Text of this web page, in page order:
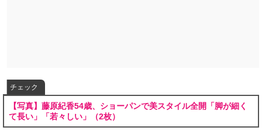
チェック
【写真】藤原紀香54歳、ショーパンで美スタイル全開「脚が細く
て長い」「若々しい」（2枚）